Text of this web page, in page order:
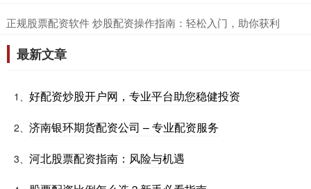
​正规股票配资软件 炒股配资操作指南：轻松入门，助你获利
最新文章
1、 好配资炒股开户网，专业平台助您稳健投资
2、 济南银环期货配资公司 – 专业配资服务
3、 河北股票配资指南：风险与机遇